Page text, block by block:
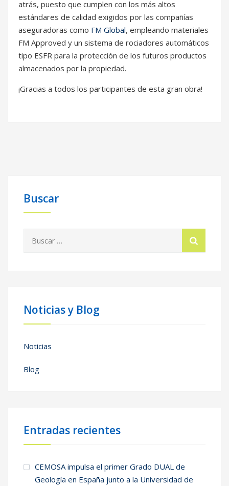
atrás, puesto que cumplen con los más altos
estándares de calidad exigidos por las compañías
aseguradoras como FM Global, empleando materiales
FM Approved y un sistema de rociadores automáticos
tipo ESFR para la protección de los futuros productos
almacenados por la propiedad.
¡Gracias a todos los participantes de esta gran obra!
Buscar
Noticias y Blog
Noticias
Blog
Entradas recientes
CEMOSA impulsa el primer Grado DUAL de
Geología en España junto a la Universidad de